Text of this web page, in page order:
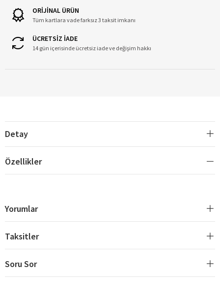
ORİJİNAL ÜRÜN
Tüm kartlara vade farksız 3 taksit imkanı
ÜCRETSİZ İADE
14 gün içerisinde ücretsiz iade ve değişim hakkı
Detay
Özellikler
Yorumlar
Taksitler
Soru Sor